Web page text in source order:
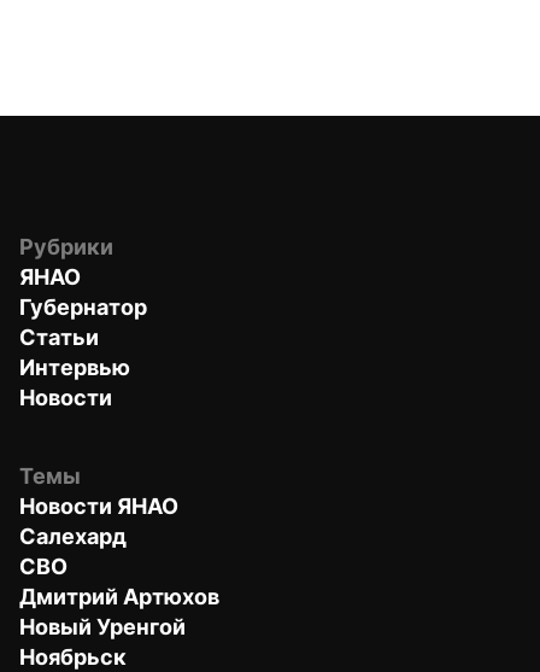
Рубрики
ЯНАО
Губернатор
Статьи
Интервью
Новости
Темы
Новости ЯНАО
Салехард
СВО
Дмитрий Артюхов
Новый Уренгой
Ноябрьск